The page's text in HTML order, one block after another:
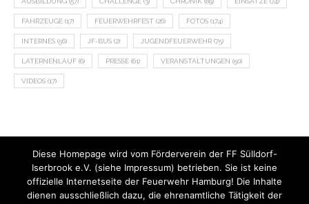
FAHRZEUGE (17) FEUERWEHRFEST (26) FOTOS (174)
INTERNES (56) JF-BUS (2) JUGENDFEUERWEHR (75)
LATERNENLAUF (6) PRESSE (61) VERANSTALTUNGEN (50)
VIDEOS (17)
Diese Homepage wird vom Förderverein der FF Sülldorf-
Iserbrook e.V. (siehe Impressum) betrieben. Sie ist keine
offizielle Internetseite der Feuerwehr Hamburg! Die Inhalte
dienen ausschließlich dazu, die ehrenamtliche Tätigkeit der